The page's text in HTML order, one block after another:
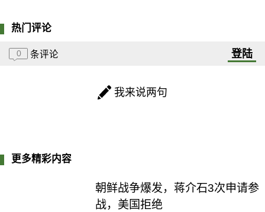
热门评论
0 条评论 登陆
我来说两句
更多精彩内容
朝鲜战争爆发，蒋介石3次申请参
战，美国拒绝